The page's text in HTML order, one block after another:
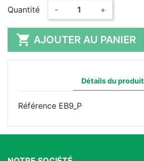
Quantité - +
 AJOUTER AU PANIER
Détails du produit
Référence EB9_P